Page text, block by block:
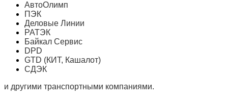
АвтоОлимп
ПЭК
Деловые Линии
РАТЭК
Байкал Сервис
DPD
GTD (КИТ, Кашалот)
СДЭК
и другими транспортными компаниями.